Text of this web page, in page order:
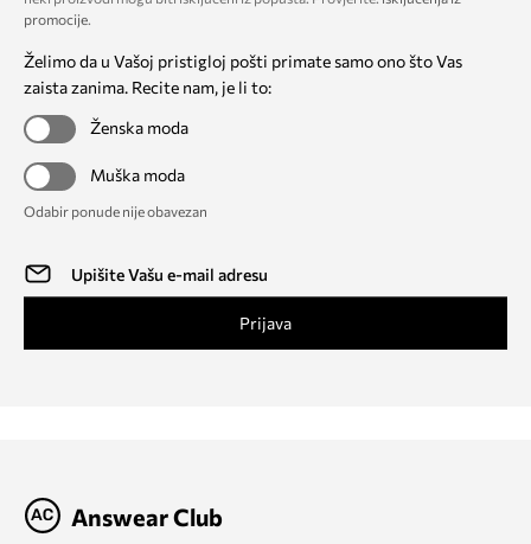
promocije
Želimo da u Vašoj pristigloj pošti primate samo ono što Vas
zaista zanima. Recite nam, je li to:
Ženska moda
Muška moda
Odabir ponude nije obavezan
Prijava
Answear Club